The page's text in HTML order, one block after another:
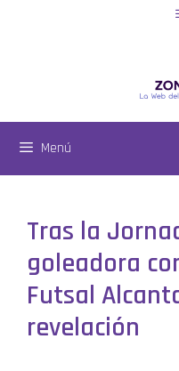
Menú
Tras la
goleadora
Futsal
revelación